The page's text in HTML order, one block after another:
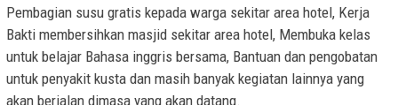
Pembagian susu gratis kepada warga sekitar area hotel, Kerja
Bakti membersihkan masjid sekitar area hotel, Membuka kelas
untuk belajar Bahasa inggris bersama, Bantuan dan pengobatan
untuk penyakit kusta dan masih banyak kegiatan lainnya yang
akan berjalan dimasa yang akan datang.